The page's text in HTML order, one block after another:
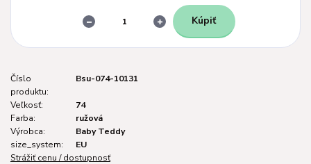
Kúpiť
Číslo
produktu:
Bsu-074-10131
Veľkosť:
74
Farba:
ružová
Výrobca:
Baby Teddy
size_system:
EU
Strážiť cenu / dostupnosť